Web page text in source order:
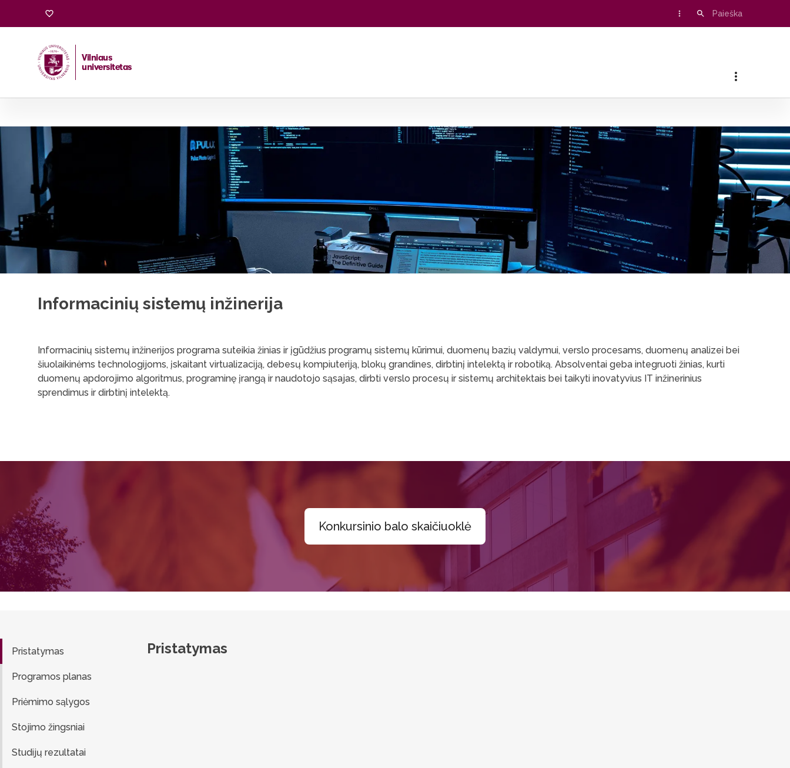
Vilniaus
universitetas
Informacinių sistemų inžinerija
Informacinių sistemų inžinerijos programa suteikia žinias ir įgūdžius programų sistemų kūrimui, duomenų bazių valdymui, verslo procesams, duomenų analizei bei
šiuolaikinėms technologijoms, įskaitant virtualizaciją, debesų kompiuteriją, blokų grandines, dirbtinį intelektą ir robotiką. Absolventai geba integruoti žinias, kurti
duomenų apdorojimo algoritmus, programinę įrangą ir naudotojo sąsajas, dirbti verslo procesų ir sistemų architektais bei taikyti inovatyvius IT inžinerinius
sprendimus ir dirbtinį intelektą.
Konkursinio balo skaičiuoklė
Pristatymas
Programos planas
Priėmimo sąlygos
Stojimo žingsniai
Studijų rezultatai
Pristatymas